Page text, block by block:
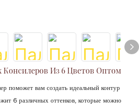
Из 6 Цветов Оптом
поможет вам создать идеальный контур
6 различных оттенков, которые можно